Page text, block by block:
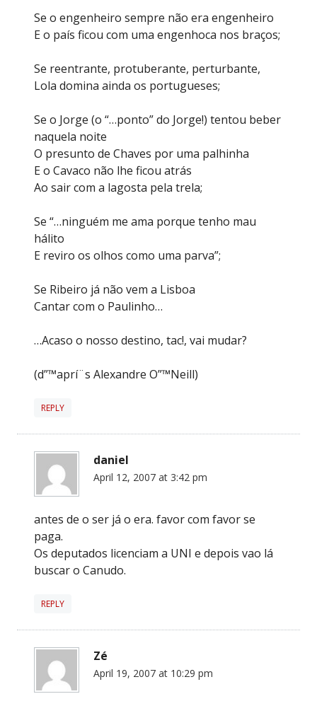
Se o engenheiro sempre não era engenheiro
E o país ficou com uma engenhoca nos braços;
Se reentrante, protuberante, perturbante,
Lola domina ainda os portugueses;
Se o Jorge (o “…ponto” do Jorge!) tentou beber
naquela noite
O presunto de Chaves por uma palhinha
E o Cavaco não lhe ficou atrás
Ao sair com a lagosta pela trela;
Se “…ninguém me ama porque tenho mau
hálito
E reviro os olhos como uma parva”;
Se Ribeiro já não vem a Lisboa
Cantar com o Paulinho…
…Acaso o nosso destino, tac!, vai mudar?
(d”™aprí¨s Alexandre O”™Neill)
REPLY
daniel
April 12, 2007 at 3:42 pm
antes de o ser já o era. favor com favor se
paga.
Os deputados licenciam a UNI e depois vao lá
buscar o Canudo.
REPLY
Zé
April 19, 2007 at 10:29 pm